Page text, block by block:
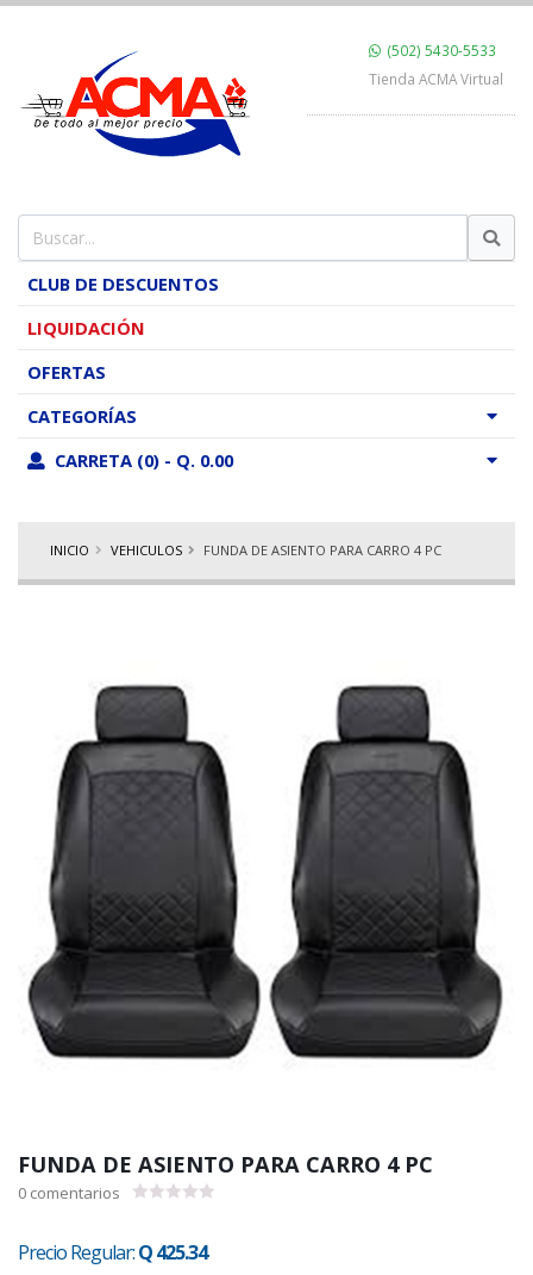
(502) 5430-5533
Tienda ACMA Virtual
CLUB DE DESCUENTOS
LIQUIDACIÓN
OFERTAS
CATEGORÍAS
CARRETA (0) - Q. 0.00
INICIO VEHICULOS FUNDA DE ASIENTO PARA CARRO 4 PC
FUNDA DE ASIENTO PARA CARRO 4 PC
0 comentarios
5
Precio Regular:Q 425.34